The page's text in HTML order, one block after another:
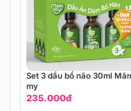
Set 3 dầu bổ não 30ml
my
235.000đ